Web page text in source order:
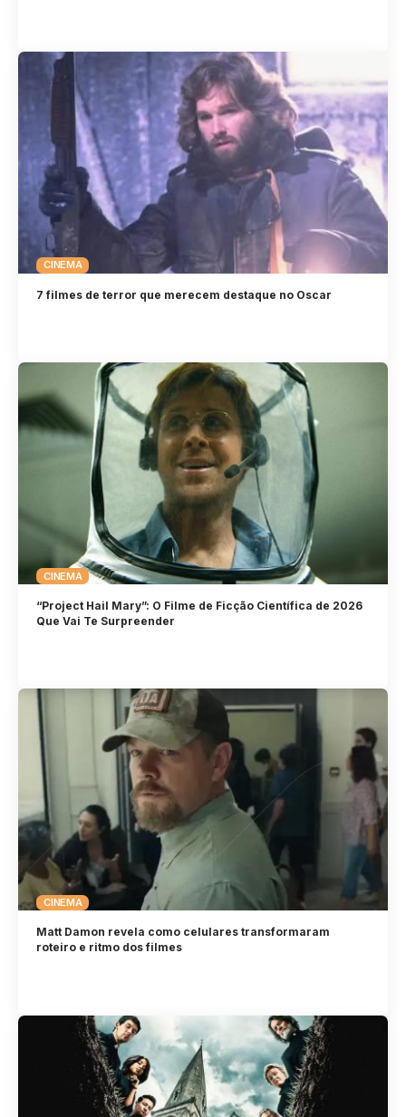
CINEMA
7 filmes de terror que merecem destaque no Oscar
CINEMA
“Project Hail Mary”: O Filme de Ficção Científica de 2026
Que Vai Te Surpreender
CINEMA
Matt Damon revela como celulares transformaram
roteiro e ritmo dos filmes